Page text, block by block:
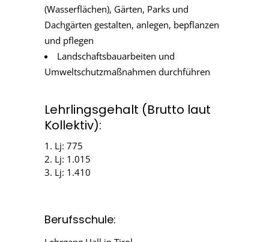
(Wasserflächen), Gärten, Parks und
Dachgärten gestalten, anlegen, bepflanzen
und pflegen
Landschaftsbauarbeiten und
Umweltschutzmaßnahmen durchführen
Lehrlingsgehalt (Brutto laut
Kollektiv):
1. Lj: 775
2. Lj: 1.015
3. Lj: 1.410
Berufsschule: